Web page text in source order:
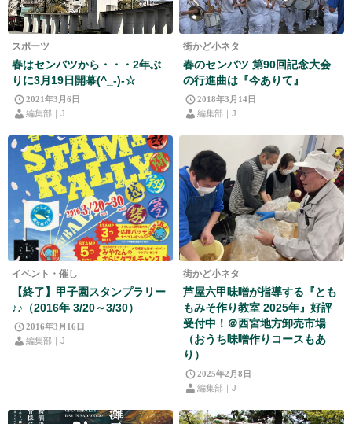
スポーツ
春はセンバツから・・・2年ぶ
りに3月19日開幕(^_-)-☆
2021年3月6日
編集部｜J
街かど小ネタ
春のセンバツ 第90回記念大会
の行進曲は『今ありて』
2018年3月14日
編集部｜J
イベント・催し
【終了】甲子園スタンプラリー
♪♪（2016年 3/20～3/30）
2016年3月16日
編集部｜J
街かど小ネタ
芦屋六甲味噌が指導する『とも
もみそ作り教室 2025年』好評
受付中！＠西宮地方卸売市場
（おうち味噌作りコースもあ
り）
2025年2月8日
編集部｜J